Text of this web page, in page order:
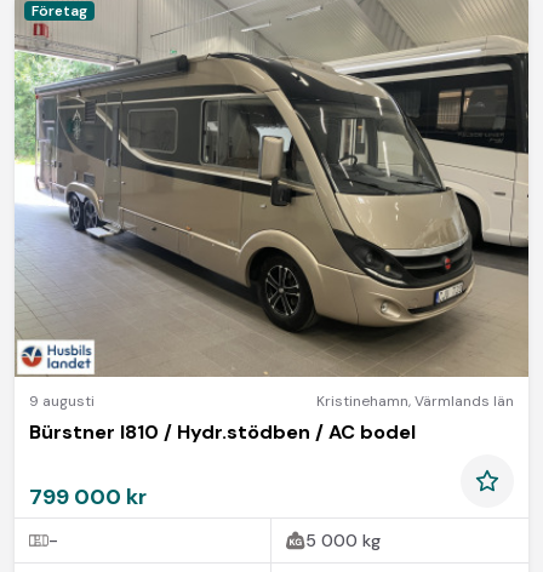
Företag
9 augusti Kristinehamn,Värmlands län
Bürstner I810 / Hydr.stödben / AC bodel
799 000 kr
- 5 000 kg